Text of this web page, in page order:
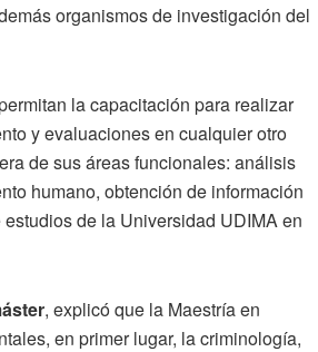
organismos de investigación del
la capacitación para realizar
y evaluaciones en cualquier otro
de sus áreas funcionales: análisis
humano, obtención de información
de la Universidad UDIMA en
, explicó que la Maestría en
en primer lugar, la criminología,